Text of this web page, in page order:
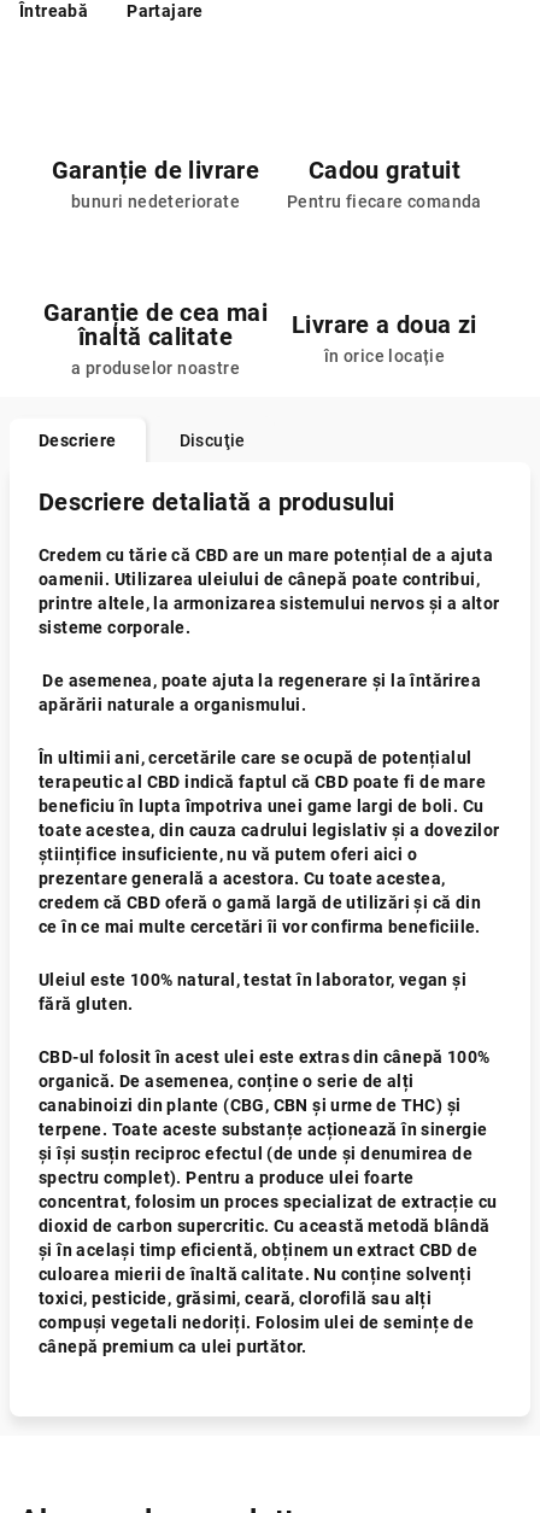
Întreabă Partajare
Garanție de livrare
bunuri nedeteriorate
Cadou gratuit
Pentru fiecare comanda
Garanție de cea mai
înaltă calitate
a produselor noastre
Livrare a doua zi
în orice locație
Descriere Discuţie
Descriere detaliată a produsului
Credem cu tărie că CBD are un mare potențial de a ajuta
oamenii. Utilizarea uleiului de cânepă poate contribui,
printre altele, la armonizarea sistemului nervos și a altor
sisteme corporale.
De asemenea, poate ajuta la regenerare și la întărirea
apărării naturale a organismului.
În ultimii ani, cercetările care se ocupă de potențialul
terapeutic al CBD indică faptul că CBD poate fi de mare
beneficiu în lupta împotriva unei game largi de boli. Cu
toate acestea, din cauza cadrului legislativ și a dovezilor
științifice insuficiente, nu vă putem oferi aici o
prezentare generală a acestora. Cu toate acestea,
credem că CBD oferă o gamă largă de utilizări și că din
ce în ce mai multe cercetări îi vor confirma beneficiile.
Uleiul este 100% natural, testat în laborator, vegan și
fără gluten.
CBD-ul folosit în acest ulei este extras din cânepă 100%
organică. De asemenea, conține o serie de alți
canabinoizi din plante (CBG, CBN și urme de THC) și
terpene. Toate aceste substanțe acționează în sinergie
și își susțin reciproc efectul (de unde și denumirea de
spectru complet). Pentru a produce ulei foarte
concentrat, folosim un proces specializat de extracție cu
dioxid de carbon supercritic. Cu această metodă blândă
și în același timp eficientă, obținem un extract CBD de
culoarea mierii de înaltă calitate. Nu conține solvenți
toxici, pesticide, grăsimi, ceară, clorofilă sau alți
compuși vegetali nedoriți. Folosim ulei de semințe de
cânepă premium ca ulei purtător.